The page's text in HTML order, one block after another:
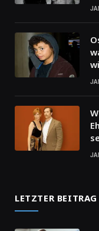
LETZTER BEITRAG